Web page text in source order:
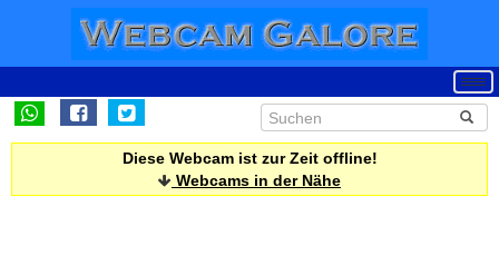
Diese Webcam ist zur Zeit offline!
Webcams in der Nähe